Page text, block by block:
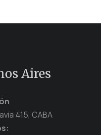
Aires
415, CABA